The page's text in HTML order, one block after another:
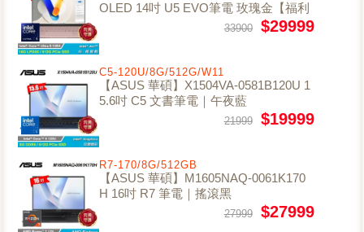
OLED 14吋 U5 EVO筆電 玫瑰金【福利
33900 $29999
C5-120U/8G/512G/W11
【ASUS 華碩】X1504VA-0581B120U 1
5.6吋 C5 文書筆電｜午夜藍
21999 $19999
R7-170/8G/512GB
【ASUS 華碩】M1605NAQ-0061K170
H 16吋 R7 筆電｜搖滾黑
27999 $27999